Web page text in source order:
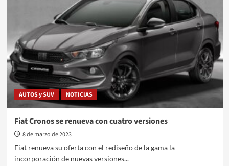
Un
Clásico
Renace
AUTOS y SUV NOTICIAS
Fiat Cronos se renueva con cuatro versiones
8 de marzo de 2023
Fiat renueva su oferta con el rediseño de la gama la
incorporación de nuevas versiones...